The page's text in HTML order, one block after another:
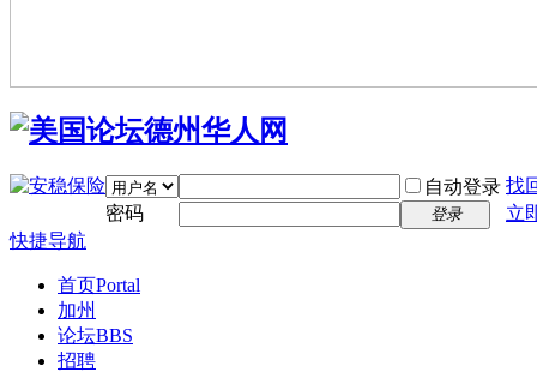
自动登录 找
密码
登录
立
快捷导航
首页Portal
加州
论坛BBS
招聘